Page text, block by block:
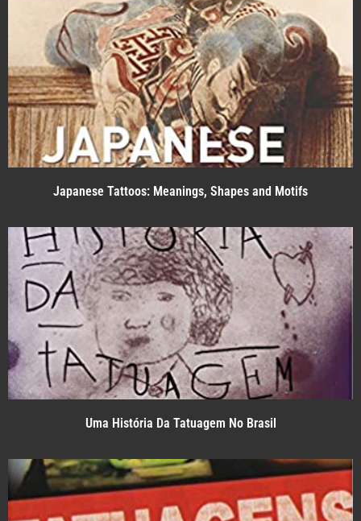
Japanese Tattoos: Meanings, Shapes and Motifs
Uma História Da Tatuagem No Brasil